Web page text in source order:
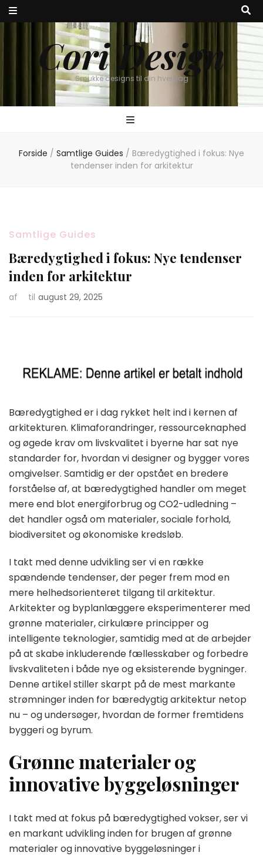
Cori Design
Smukke designs til din hverdag
Forside / Samtlige Guides / Bæredygtighed i fokus: Nye
tendenser inden for arkitektur
Samtlige Guides
Bæredygtighed i fokus: Nye tendenser
inden for arkitektur
af til august 29, 2025
Bæredygtighed er i dag rykket helt ind i kernen af
arkitekturen. Klimaforandringer, ressourceknaphed
og øgede krav om livskvalitet i byerne har sat nye
standarder for, hvordan vi designer og bygger vores
omgivelser. Samtidig er der opstået en bredere
forståelse af, at bæredygtighed handler om meget
mere end blot energiforbrug og CO2-udledning –
det handler også om materialer, sociale forhold,
biodiversitet og økonomiske kredsløb.
I takt med denne udvikling ser vi en række
spændende tendenser, der peger frem mod en
mere helhedsorienteret tilgang til arkitektur.
Arkitekter og byplanlæggere eksperimenterer med
grønne materialer, cirkulære principper og
intelligente teknologier, samtidig med at de arbejder
på at skabe inkluderende fællesskaber og forbedre
livskvaliteten i både nye og eksisterende bygninger.
Denne artikel stiller skarpt på de mest markante
strømninger inden for bæredygtig arkitektur netop
nu – og undersøger, hvordan de former fremtidens
byggeri og byrum.
Grønne materialer og
innovative byggeløsninger
I takt med at fokus på bæredygtighed vokser, ser vi
en markant udvikling inden for brugen af grønne
materialer og innovative byggeløsninger i